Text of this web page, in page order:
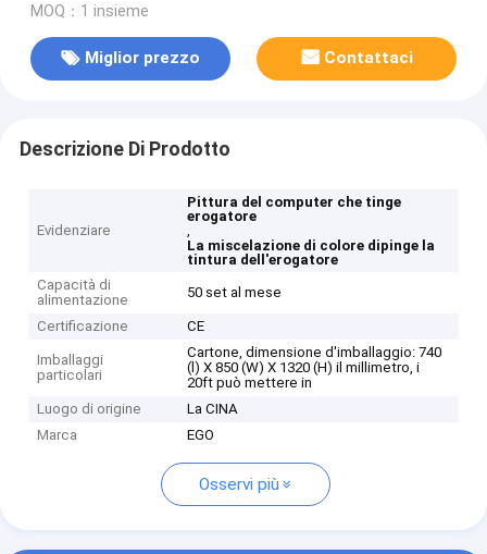
MOQ：1 insieme
Miglior prezzo Contattaci
Descrizione Di Prodotto
Evidenziare
Pittura del computer che tinge
erogatore
,
La miscelazione di colore dipinge la
tintura dell'erogatore
Capacità di
alimentazione
50 set al mese
Certificazione CE
Imballaggi
particolari
Cartone, dimensione d'imballaggio: 740
(l) X 850 (W) X 1320 (H) il millimetro, i
20ft può mettere in
Luogo di origine
La CINA
Marca
EGO
Osservi più